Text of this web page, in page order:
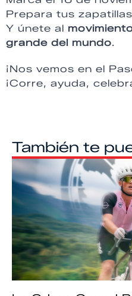
Prepara tus
Y únete al
grande del mundo.
¡Nos vemos en el
¡Corre, ayuda,
También te